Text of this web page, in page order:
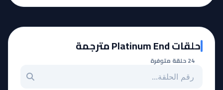
حلقات Platinum End مترجمة
24 حلقة متوفرة
بحث عن حلقة بالرقم